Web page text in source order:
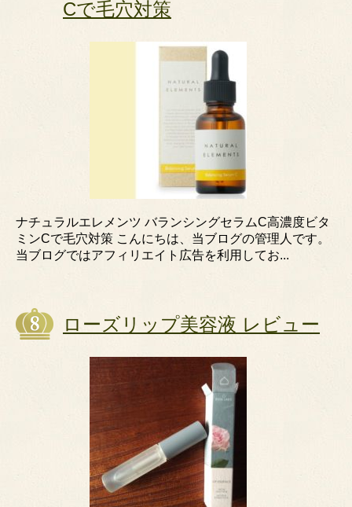
Cで毛穴対策
ナチュラルエレメンツ バランシングセラムC高濃度ビタ
ミンCで毛穴対策 こんにちは、当ブログの管理人です。
当ブログではアフィリエイト広告を利用してお...
ローズリップ美容液 レビュー